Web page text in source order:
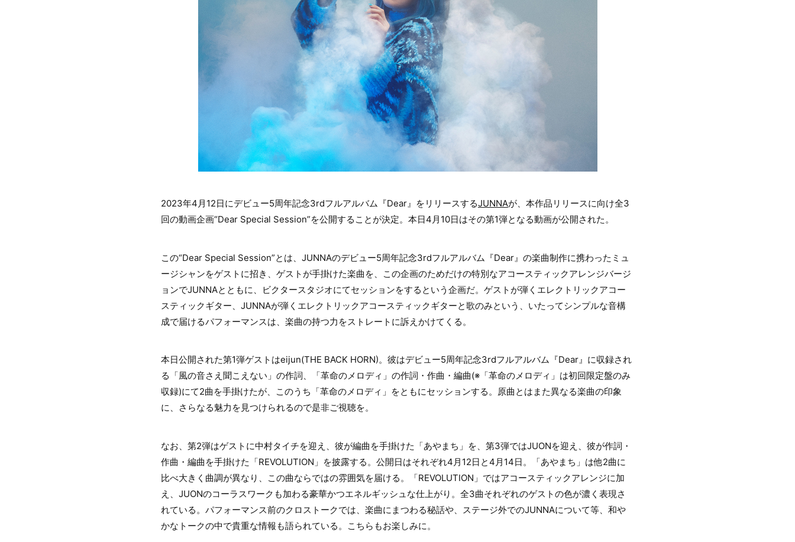
2023年4月12日にデビュー5周年記念3rdフルアルバム『Dear』をリリースするJUNNAが、本作品リリースに向け全3
回の動画企画“Dear Special Session”を公開することが決定。本日4月10日はその第1弾となる動画が公開された。
この“Dear Special Session”とは、JUNNAのデビュー5周年記念3rdフルアルバム『Dear』の楽曲制作に携わったミュ
ージシャンをゲストに招き、ゲストが手掛けた楽曲を、この企画のためだけの特別なアコースティックアレンジバージ
ョンでJUNNAとともに、ビクタースタジオにてセッションをするという企画だ。ゲストが弾くエレクトリックアコー
スティックギター、JUNNAが弾くエレクトリックアコースティックギターと歌のみという、いたってシンプルな音構
成で届けるパフォーマンスは、楽曲の持つ力をストレートに訴えかけてくる。
本日公開された第1弾ゲストはeijun(THE BACK HORN)。彼はデビュー5周年記念3rdフルアルバム『Dear』に収録され
る「風の音さえ聞こえない」の作詞、「革命のメロディ」の作詞・作曲・編曲(※「革命のメロディ」は初回限定盤のみ
収録)にて2曲を手掛けたが、このうち「革命のメロディ」をともにセッションする。原曲とはまた異なる楽曲の印象
に、さらなる魅力を見つけられるので是非ご視聴を。
なお、第2弾はゲストに中村タイチを迎え、彼が編曲を手掛けた「あやまち」を、第3弾ではJUONを迎え、彼が作詞・
作曲・編曲を手掛けた「REVOLUTION」を披露する。公開日はそれぞれ4月12日と4月14日。「あやまち」は他2曲に
比べ大きく曲調が異なり、この曲ならではの雰囲気を届ける。「REVOLUTION」ではアコースティックアレンジに加
え、JUONのコーラスワークも加わる豪華かつエネルギッシュな仕上がり。全3曲それぞれのゲストの色が濃く表現さ
れている。パフォーマンス前のクロストークでは、楽曲にまつわる秘話や、ステージ外でのJUNNAについて等、和や
かなトークの中で貴重な情報も語られている。こちらもお楽しみに。